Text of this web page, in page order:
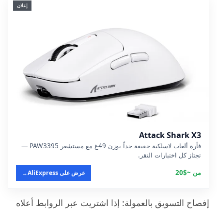
إعلان
Attack Shark X3
فأرة ألعاب لاسلكية خفيفة جداً بوزن 49غ مع مستشعر PAW3395 —
تجتاز كل اختبارات النقر.
من ~$20
عرض على AliExpress →
إفصاح التسويق بالعمولة: إذا اشتريت عبر الروابط أعلاه